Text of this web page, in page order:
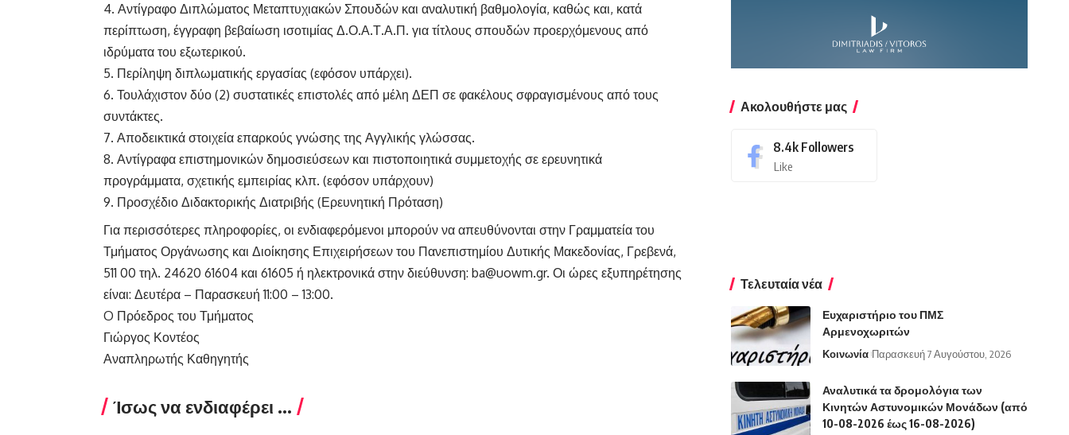
4. Αντίγραφο Διπλώματος Μεταπτυχιακών Σπουδών και αναλυτική βαθμολογία, καθώς και, κατά
περίπτωση, έγγραφη βεβαίωση ισοτιμίας Δ.Ο.Α.Τ.Α.Π. για τίτλους σπουδών προερχόμενους από
ιδρύματα του εξωτερικού.
5. Περίληψη διπλωματικής εργασίας (εφόσον υπάρχει).
6. Τουλάχιστον δύο (2) συστατικές επιστολές από μέλη ΔΕΠ σε φακέλους σφραγισμένους από τους
συντάκτες.
7. Αποδεικτικά στοιχεία επαρκούς γνώσης της Αγγλικής γλώσσας.
8. Αντίγραφα επιστημονικών δημοσιεύσεων και πιστοποιητικά συμμετοχής σε ερευνητικά
προγράμματα, σχετικής εμπειρίας κλπ. (εφόσον υπάρχουν)
9. Προσχέδιο Διδακτορικής Διατριβής (Ερευνητική Πρόταση)
Για περισσότερες πληροφορίες, οι ενδιαφερόμενοι μπορούν να απευθύνονται στην Γραμματεία του
Τμήματος Οργάνωσης και Διοίκησης Επιχειρήσεων του Πανεπιστημίου Δυτικής Μακεδονίας, Γρεβενά,
511 00 τηλ. 24620 61604 και 61605 ή ηλεκτρονικά στην διεύθυνση: ba@uowm.gr. Οι ώρες εξυπηρέτησης
είναι: Δευτέρα – Παρασκευή 11:00 – 13:00.
O Πρόεδρος του Τμήματος
Γιώργος Κοντέος
Αναπληρωτής Καθηγητής
Ίσως να ενδιαφέρει ...
Ακολουθήστε μας
8.4k Followers
Like
Τελευταία νέα
Ευχαριστήριο του ΠΜΣ
Αρμενοχωριτών
Κοινωνία Παρασκευή 7 Αυγούστου, 2026
Αναλυτικά τα δρομολόγια των
Κινητών Αστυνομικών Μονάδων (από
10-08-2026 έως 16-08-2026)